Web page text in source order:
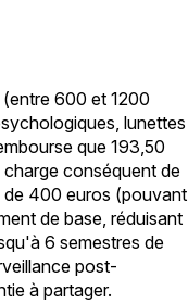
600 et 1200
lunettes
que 193,50
conséquent de
de 400 euros (pouvant
de base, réduisant
6 semestres de
post-
à partager.